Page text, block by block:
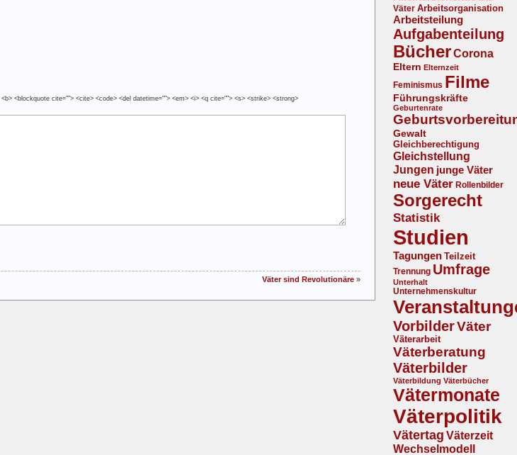
Väter Arbeitsorganisation
Arbeitsteilung
Aufgabenteilung
BücherCorona
Eltern Elternzeit
Feminismus Filme
Führungskräfte
Geburtenrate
Gewalt
Gleichberechtigung
Gleichstellung
Jungen junge Väter
neue Väter Rollenbilder
Sorgerecht
Statistik
Studien
Tagungen Teilzeit
Trennung Umfrage
Unterhalt
Unternehmenskultur
VorbilderVäter
Väterarbeit
Väterberatung
Väterbilder
Väterbildung Väterbücher
Vätermonate
Väterpolitik
Vätertag Väterzeit
Wechselmodell
<blockquote cite=""> <cite> <code> <del datetime=""> <em> <i> <q cite=""> <s> <strike> <strong>
Väter sind Revolutionäre »